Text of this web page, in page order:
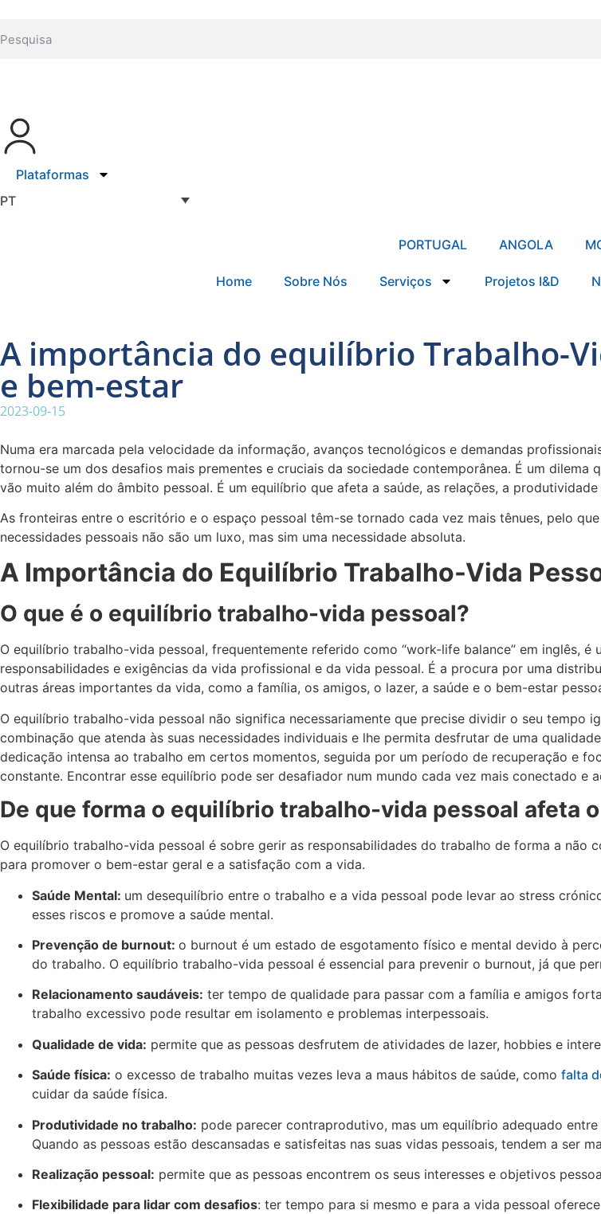
Plataformas
PT
PORTUGAL ANGOLA
Home Sobre Nós Serviços Projetos I&D
A importância do equilíbrio Trabalho-
e bem-estar
2023-09-15
Numa era marcada pela velocidade da informação, avanços tecnológicos e demandas
tornou-se um dos desafios mais prementes e cruciais da sociedade contemporânea. É um
vão muito além do âmbito pessoal. É um equilíbrio que afeta a saúde, as relações, a
As fronteiras entre o escritório e o espaço pessoal têm-se tornado cada vez mais tênues, pelo
necessidades pessoais não são um luxo, mas sim uma necessidade absoluta.
A Importância do Equilíbrio Trabalho-Vida
O que é o equilíbrio trabalho-vida pessoal?
O equilíbrio trabalho-vida pessoal, frequentemente referido como “work-life balance” em inglês,
responsabilidades e exigências da vida profissional e da vida pessoal. É a procura por uma
outras áreas importantes da vida, como a família, os amigos, o lazer, a saúde e o bem-estar
O equilíbrio trabalho-vida pessoal não significa necessariamente que precise dividir o seu tempo
combinação que atenda às suas necessidades individuais e lhe permita desfrutar de uma
dedicação intensa ao trabalho em certos momentos, seguida por um período de recuperação e
constante. Encontrar esse equilíbrio pode ser desafiador num mundo cada vez mais conectado e
De que forma o equilíbrio trabalho-vida pessoal afeta
O equilíbrio trabalho-vida pessoal é sobre gerir as responsabilidades do trabalho de forma a não
para promover o bem-estar geral e a satisfação com a vida.
Saúde Mental: um desequilíbrio entre o trabalho e a vida pessoal pode levar ao stress
esses riscos e promove a saúde mental.
Prevenção de burnout: o burnout é um estado de esgotamento físico e mental devido à
do trabalho. O equilíbrio trabalho-vida pessoal é essencial para prevenir o burnout, já que
Relacionamento saudáveis: ter tempo de qualidade para passar com a família e amigos
trabalho excessivo pode resultar em isolamento e problemas interpessoais.
Qualidade de vida: permite que as pessoas desfrutem de atividades de lazer, hobbies e
Saúde física: o excesso de trabalho muitas vezes leva a maus hábitos de saúde, como falta
cuidar da saúde física.
Produtividade no trabalho: pode parecer contraprodutivo, mas um equilíbrio adequado
Quando as pessoas estão descansadas e satisfeitas nas suas vidas pessoais, tendem a ser
Realização pessoal: permite que as pessoas encontrem os seus interesses e objetivos
Flexibilidade para lidar com desafios: ter tempo para si mesmo e para a vida pessoal